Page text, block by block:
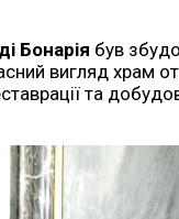
Бонарія був
вигляд храм
та